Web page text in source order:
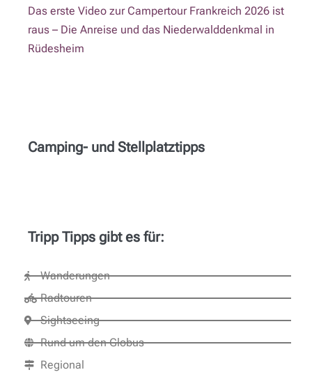
Das erste Video zur Campertour Frankreich 2026 ist
raus – Die Anreise und das Niederwalddenkmal in
Rüdesheim
Camping- und Stellplatztipps
Tripp Tipps gibt es für:
Wanderungen
Radtouren
Sightseeing
Rund um den Globus
Regional